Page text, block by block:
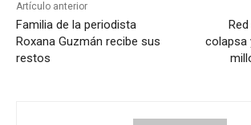
Artículo anterior
Familia de la periodista
Roxana Guzmán recibe sus
restos
colapsa